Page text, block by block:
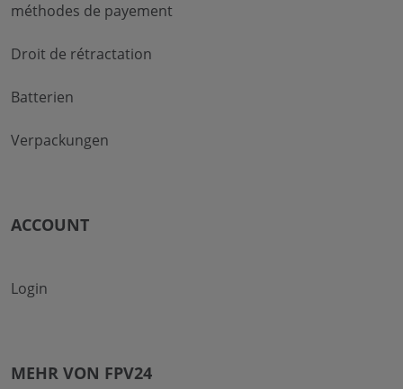
méthodes de payement
Droit de rétractation
Batterien
Verpackungen
ACCOUNT
Login
MEHR VON FPV24